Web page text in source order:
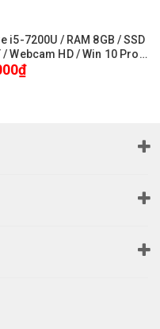
i5-7200U / RAM 8GB / SSD
/ Webcam HD / Win 10 Pro -